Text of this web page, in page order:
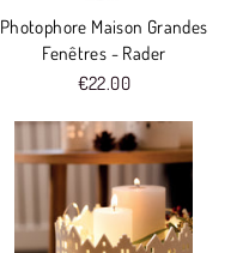
Photophore Maison Grandes
Fenêtres - Rader
€22.00